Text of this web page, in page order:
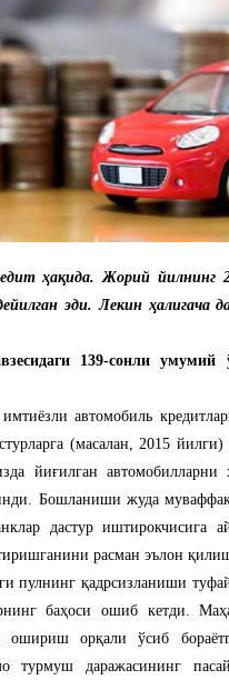
ҳақида. Жорий йилнинг
эди. Лекин ҳалигача
139-сонли умумий
автомобиль
(масалан, 2015 йилги)
йиғилган
Бошланиши жуда
дастур иштирокчисига
расман эълон
пулнинг қадрсизланиши
баҳоси ошиб кетди.
ошириш орқали ўсиб
турмуш даражасининг